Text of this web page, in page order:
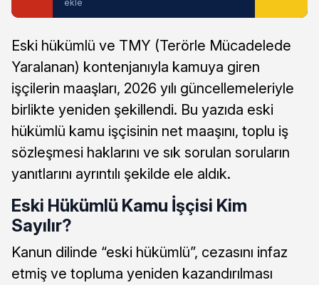
ekle
Eski hükümlü ve TMY (Terörle Mücadelede
Yaralanan) kontenjanıyla kamuya giren
işçilerin maaşları, 2026 yılı güncellemeleriyle
birlikte yeniden şekillendi. Bu yazıda eski
hükümlü kamu işçisinin net maaşını, toplu iş
sözleşmesi haklarını ve sık sorulan soruların
yanıtlarını ayrıntılı şekilde ele aldık.
Eski Hükümlü Kamu İşçisi Kim
Sayılır?
Kanun dilinde “eski hükümlü”, cezasını infaz
etmiş ve topluma yeniden kazandırılması